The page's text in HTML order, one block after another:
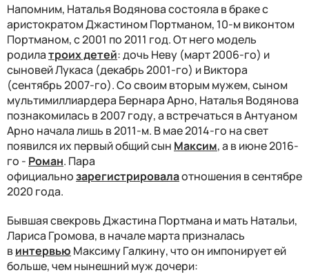
Напомним, Наталья Водянова состояла в браке с
аристократом Джастином Портманом, 10-м виконтом
Портманом, с 2001 по 2011 год. От него модель
родилатроих детей: дочь Неву (март 2006-го) и
сыновей Лукаса (декабрь 2001-го) и Виктора
(сентябрь 2007-го). Со своим вторым мужем, сыном
мультимиллиардера Бернара Арно, Наталья Водянова
познакомилась в 2007 году, а встречаться в Антуаном
Арно начала лишь в 2011-м. В мае 2014-го на свет
появился их первый общий сын Максим, а в июне 2016-
го - Роман. Пара
официальнозарегистрировалаотношения в сентябре
2020 года.
Бывшая свекровь Джастина Портмана и мать Натальи,
Лариса Громова, в начале марта призналась
винтервью Максиму Галкину, что он импонирует ей
больше, чем нынешний муж дочери: